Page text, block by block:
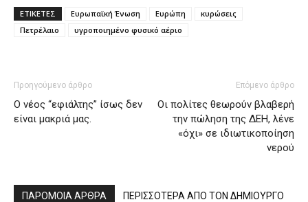
ΕΤΙΚΕΤΕΣ Ευρωπαϊκή Ένωση Ευρώπη
κυρώσεις
Πετρέλαιο
υγροποιημένο φυσικό αέριο
Προηγούμενο άρθρο
Ο νέος “εφιάλτης” ίσως δεν
είναι μακριά μας.
Επόμενο άρθρο
Οι πολίτες θεωρούν βλαβερή
την πώληση της ΔΕΗ, λένε
«όχι» σε ιδιωτικοποίηση
νερού
ΠΑΡΟΜΟΙΑ ΑΡΘΡΑ ΠΕΡΙΣΣΟΤΕΡΑ ΑΠΟ ΤΟΝ ΔΗΜΙΟΥΡΓΟ